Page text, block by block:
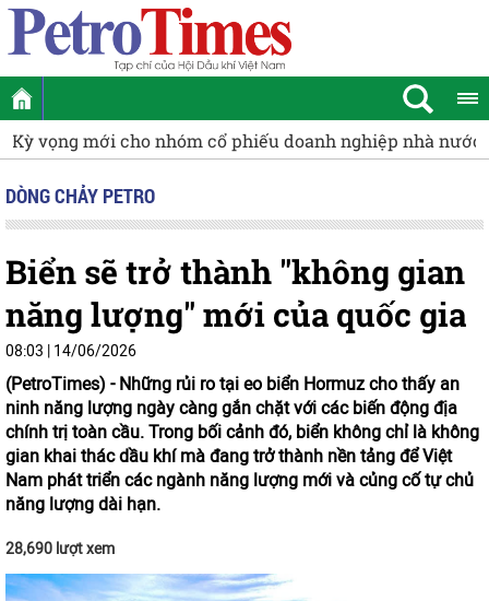
nghiệp nhà nước Động lực tăng trưởng mới của cụm
DÒNG CHẢY PETRO
Biển sẽ trở thành "không gian
năng lượng" mới của quốc gia
08:03 | 14/06/2026
(PetroTimes) - Những rủi ro tại eo biển Hormuz cho thấy an
ninh năng lượng ngày càng gắn chặt với các biến động địa
chính trị toàn cầu. Trong bối cảnh đó, biển không chỉ là không
gian khai thác dầu khí mà đang trở thành nền tảng để Việt
Nam phát triển các ngành năng lượng mới và củng cố tự chủ
năng lượng dài hạn.
28,690 lượt xem